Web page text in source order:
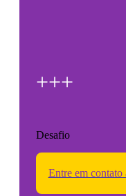
+++
Desafio
Entre em contato